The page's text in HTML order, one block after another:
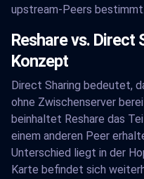
upstream-Peers bestimmt.
Reshare vs. Direct
Konzept
Direct Sharing bedeutet,
ohne Zwischenserver
beinhaltet Reshare das
einem anderen Peer
Unterschied liegt in der
Karte befindet sich